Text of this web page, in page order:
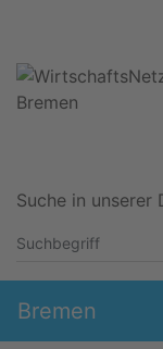
Suche in unserer
Bremen